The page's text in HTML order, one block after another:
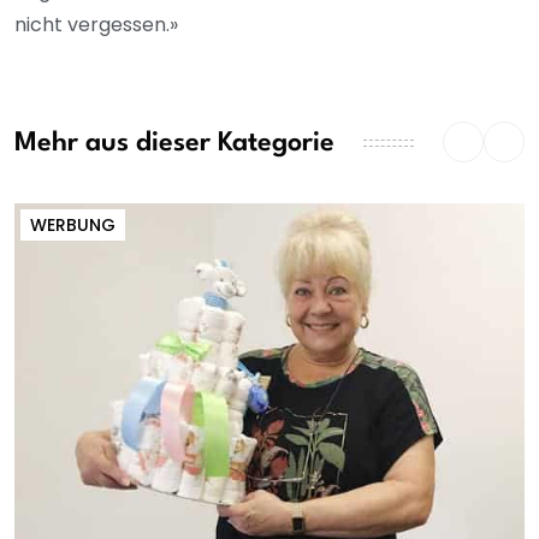
nicht vergessen.»
Mehr aus dieser Kategorie
WERBUNG